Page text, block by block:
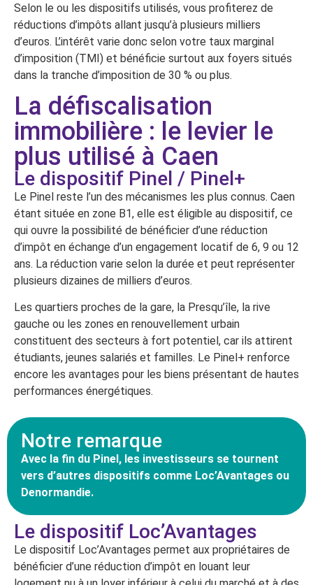
Selon le ou les dispositifs utilisés, vous profiterez de
réductions d’impôts allant jusqu’à plusieurs milliers
d’euros. L’intérêt varie donc selon votre taux marginal
d’imposition (TMI) et bénéficie surtout aux foyers situés
dans la tranche d’imposition de 30 % ou plus.
La défiscalisation
immobilière : le levier le
plus utilisé à Caen
Le dispositif Pinel / Pinel+
Le Pinel reste l’un des mécanismes les plus connus. Caen
étant située en zone B1, elle est éligible au dispositif, ce
qui ouvre la possibilité de bénéficier d’une réduction
d’impôt en échange d’un engagement locatif de 6, 9 ou 12
ans. La réduction varie selon la durée et peut représenter
plusieurs dizaines de milliers d’euros.
Les quartiers proches de la gare, la Presqu’île, la rive
gauche ou les zones en renouvellement urbain
constituent des secteurs à fort potentiel, car ils attirent
étudiants, jeunes salariés et familles. Le Pinel+ renforce
encore les avantages pour les biens présentant de hautes
performances énergétiques.
Notre remarque
Avec la fin du Pinel, les investisseurs se tournent
vers d’autres dispositifs comme Loc’Avantages ou
Denormandie.
Le dispositif Loc’Avantages
Le dispositif Loc’Avantages permet aux propriétaires de
bénéficier d’une réduction d’impôt en louant leur